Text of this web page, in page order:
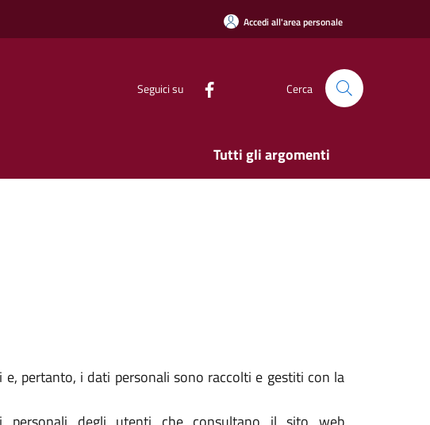
Accedi all'area personale
Seguici su Cerca
Tutti gli argomenti
pertanto, i dati personali sono raccolti e gestiti con la